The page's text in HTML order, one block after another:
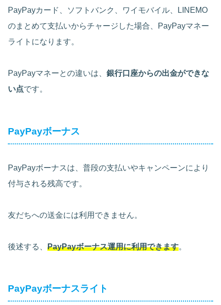
PayPayカード、ソフトバンク、ワイモバイル、LINEMO
のまとめて支払いからチャージした場合、PayPayマネー
ライトになります。
PayPayマネーとの違いは、 銀行口座からの出金ができな
い点です。
PayPayボーナス
PayPayボーナスは、普段の支払いやキャンペーンにより
付与される残高です。
友だちへの送金には利用できません。
後述する、 PayPayボーナス運用に利用できます。
PayPayボーナスライト